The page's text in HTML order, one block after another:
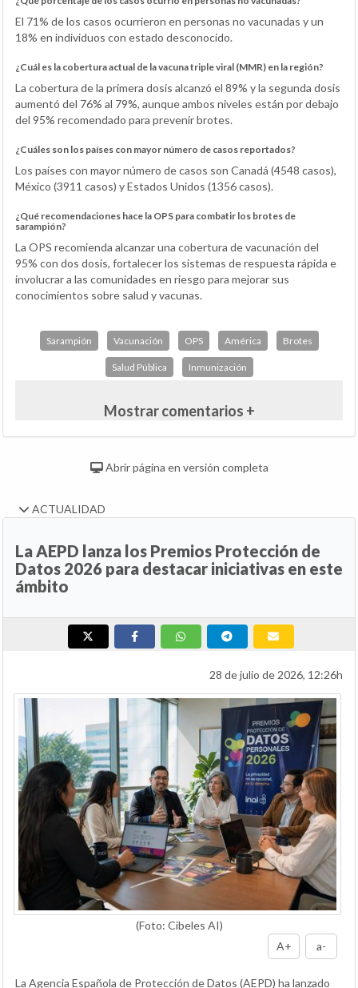
El 71% de los casos ocurrieron en personas no vacunadas y un
18% en individuos con estado desconocido.
¿Cuál es la cobertura actual de la vacuna triple viral (MMR) en la región?
La cobertura de la primera dosis alcanzó el 89% y la segunda dosis
aumentó del 76% al 79%, aunque ambos niveles están por debajo
del 95% recomendado para prevenir brotes.
¿Cuáles son los países con mayor número de casos reportados?
Los países con mayor número de casos son Canadá (4548 casos),
México (3911 casos) y Estados Unidos (1356 casos).
¿Qué recomendaciones hace la OPS para combatir los brotes de
sarampión?
La OPS recomienda alcanzar una cobertura de vacunación del
95% con dos dosis, fortalecer los sistemas de respuesta rápida e
involucrar a las comunidades en riesgo para mejorar sus
conocimientos sobre salud y vacunas.
Sarampión Vacunación OPS América Brotes
Salud Pública Inmunización
Mostrar comentarios +
Abrir página en versión completa
ACTUALIDAD
La AEPD lanza los Premios Protección de
Datos 2026 para destacar iniciativas en este
ámbito
28 de julio de 2026, 12:26h
(Foto: Cibeles AI)
A+
a-
La Agencia Española de Protección de Datos (AEPD) ha lanzado